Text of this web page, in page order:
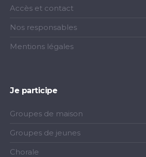
Accès et contact
Nos responsables
Mentions légales
Je participe
Groupes de maison
Groupes de jeunes
Chorale